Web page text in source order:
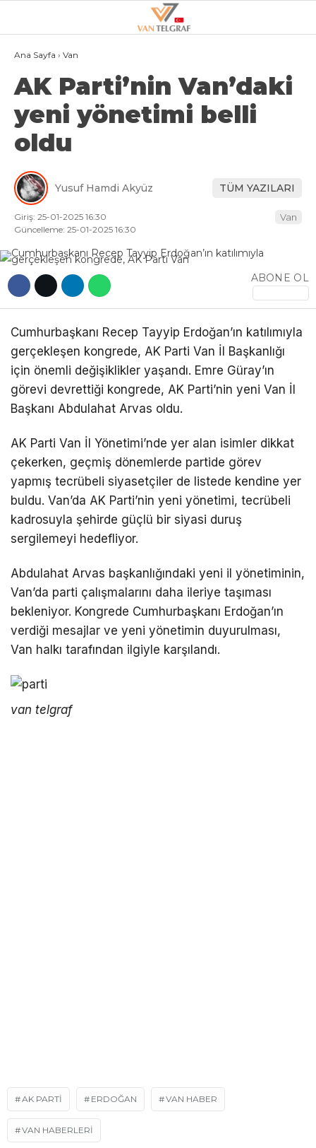
WhatsApp İhbar
Facebook
Youtube
TikTok
21°
GALERİ VİDEO
VAN
BÖLGE
3.SAYFA
GÜNDEM
SPOR
EKONOMI
MAGAZIN
EĞITIM
Ana Sayfa › Van
AK Parti’nin Van’daki
yeni yönetimi belli
oldu
Yusuf Hamdi Akyüz TÜM YAZILARI
Giriş: 25-01-2025 16:30
Güncelleme: 25-01-2025 16:30
Van
ABONE OL
Cumhurbaşkanı Recep Tayyip Erdoğan’ın katılımıyla
gerçekleşen kongrede, AK Parti Van İl Başkanlığı
için önemli değişiklikler yaşandı. Emre Güray’ın
görevi devrettiği kongrede, AK Parti’nin yeni Van İl
Başkanı Abdulahat Arvas oldu.
AK Parti Van İl Yönetimi’nde yer alan isimler dikkat
çekerken, geçmiş dönemlerde partide görev
yapmış tecrübeli siyasetçiler de listede kendine yer
buldu. Van’da AK Parti’nin yeni yönetimi, tecrübeli
kadrosuyla şehirde güçlü bir siyasi duruş
sergilemeyi hedefliyor.
Abdulahat Arvas başkanlığındaki yeni il yönetiminin,
Van’da parti çalışmalarını daha ileriye taşıması
bekleniyor. Kongrede Cumhurbaşkanı Erdoğan’ın
verdiği mesajlar ve yeni yönetimin duyurulması,
Van halkı tarafından ilgiyle karşılandı.
van telgraf
AK PARTI ERDOĞAN VAN HABER
VAN HABERLERI